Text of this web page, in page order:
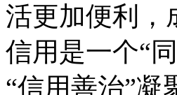
活更加便利，
信用是一个“
“信用善治”凝